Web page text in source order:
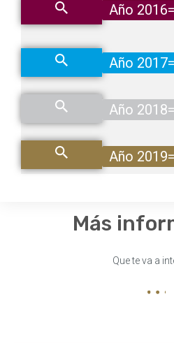
Año
Más
Que te va a